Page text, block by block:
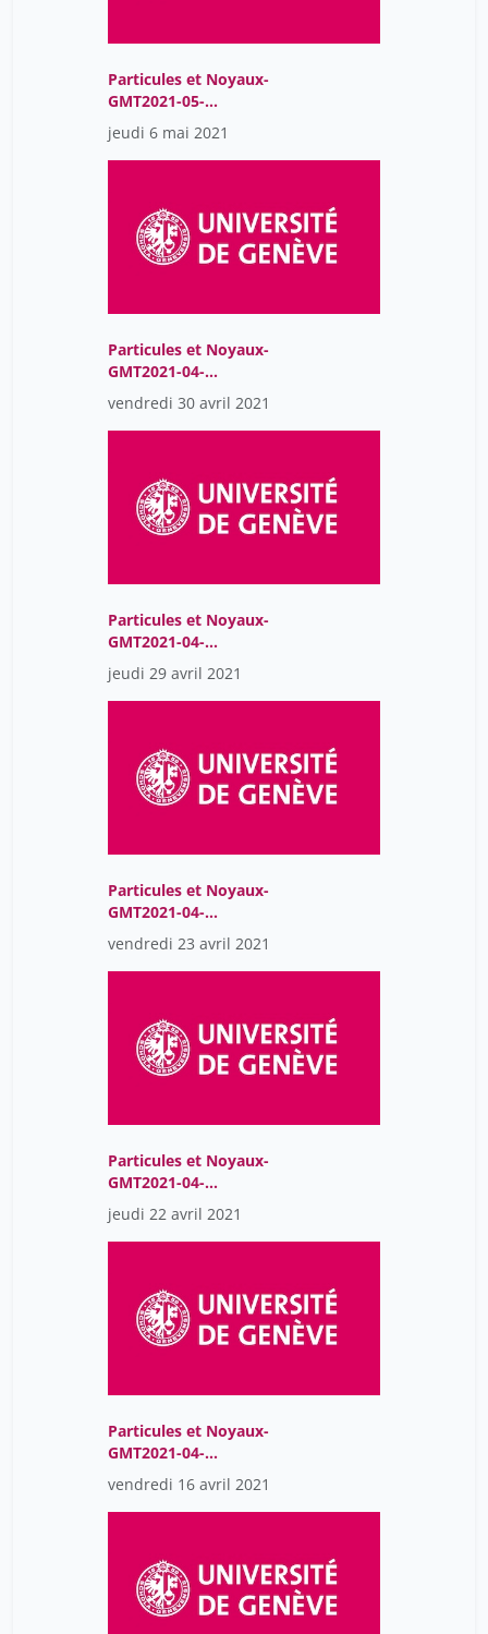
Particules et Noyaux-
GMT2021-05-
06T08:00:43Z
jeudi 6 mai 2021
Particules et Noyaux-
GMT2021-04-
30T08:01:38Z
vendredi 30 avril 2021
Particules et Noyaux-
GMT2021-04-
29T08:01:31Z
jeudi 29 avril 2021
Particules et Noyaux-
GMT2021-04-
23T07:58:43Z
vendredi 23 avril 2021
Particules et Noyaux-
GMT2021-04-
22T08:02:38Z
jeudi 22 avril 2021
Particules et Noyaux-
GMT2021-04-
16T08:02:38Z
vendredi 16 avril 2021